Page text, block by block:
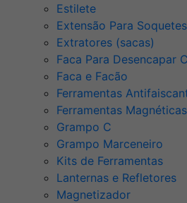
Estilete
Extensão Para
Extratores (sacas)
Faca Para Desencapar
Faca e Facão
Ferramentas
Ferramentas Magnéticas
Grampo C
Grampo Marceneiro
Kits de Ferramentas
Lanternas e Refletores
Magnetizador